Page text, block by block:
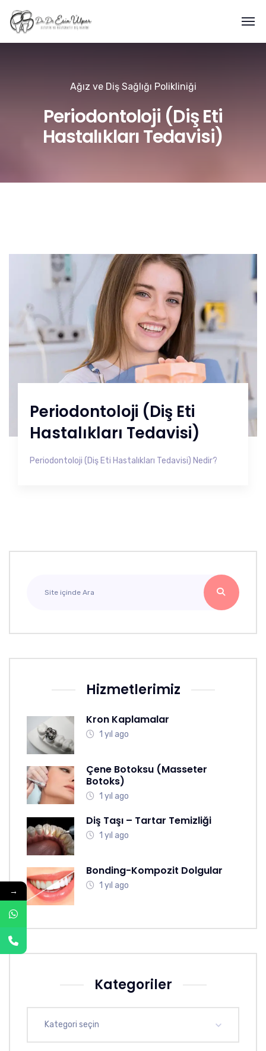
Ağız ve Diş Sağlığı Polikliniği
Periodontoloji (Diş Eti
Hastalıkları Tedavisi)
Periodontoloji (Diş Eti
Hastalıkları Tedavisi)
Periodontoloji (Diş Eti Hastalıkları Tedavisi) Nedir?
Hizmetlerimiz
Kron Kaplamalar
1 yıl ago
Çene Botoksu (Masseter
Botoks)
1 yıl ago
Diş Taşı – Tartar Temizliği
1 yıl ago
Bonding-Kompozit Dolgular
1 yıl ago
Kategoriler
Kategori seçin
→